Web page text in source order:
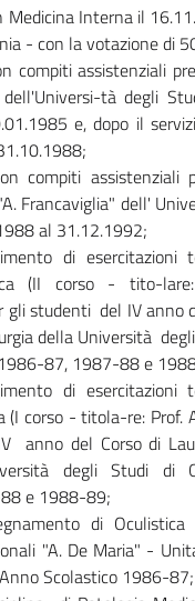
Medicina Interna il
- con la votazione di
compiti assistenziali
dell'Universi-tà degli
e, dopo il
compiti assistenziali
Francaviglia" dell'
al 31.12.1992;
di esercitazioni
(II corso - tito-
gli studenti del IV anno
della Università
87, 1987-88 e
di esercitazioni
(I corso - titola-re: Prof.
anno del Corso di
degli Studi
e 1988-89;
di
"A. De Maria" -
Scolastico 1986-87;